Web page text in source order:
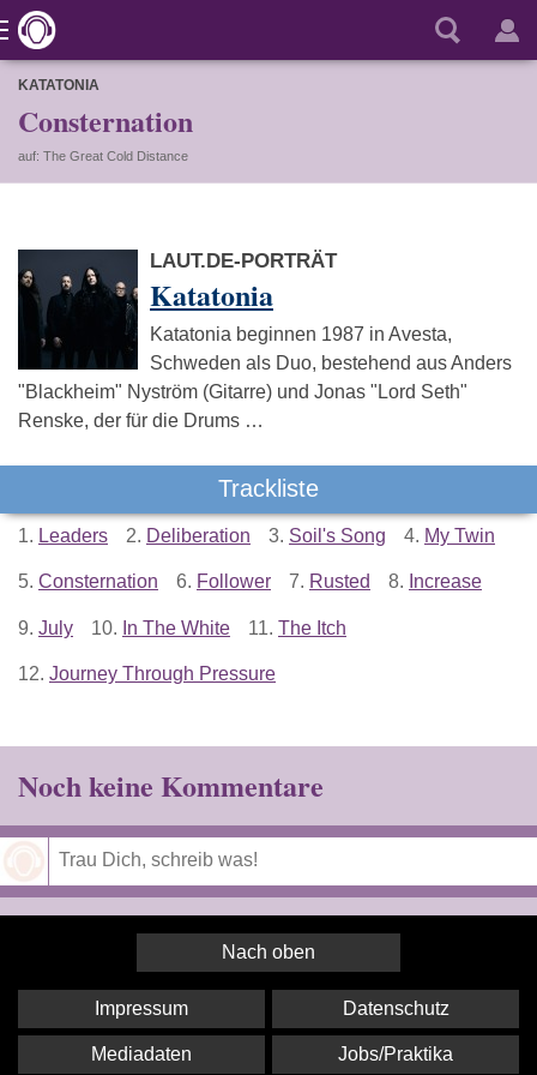
KATATONIA
Consternation
auf: The Great Cold Distance
LAUT.DE-PORTRÄT
Katatonia
Katatonia beginnen 1987 in Avesta,
Schweden als Duo, bestehend aus Anders
"Blackheim" Nyström (Gitarre) und Jonas "Lord Seth"
Renske, der für die Drums …
Trackliste
1. Leaders 2. Deliberation 3. Soil's Song 4. My Twin
5. Consternation 6. Follower 7. Rusted 8. Increase
9. July 10. In The White 11. The Itch
12. Journey Through Pressure
Noch keine Kommentare
Nach oben
Impressum Datenschutz
Mediadaten Jobs/Praktika